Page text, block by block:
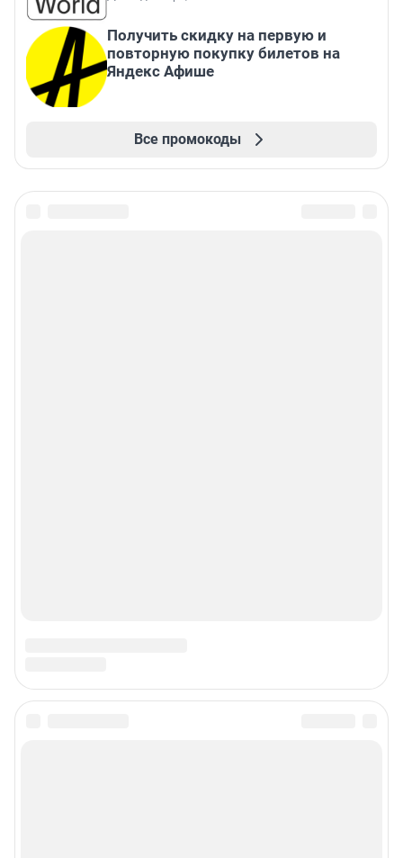
Получить скидку на первую и
повторную покупку билетов на
Яндекс Афише
Все промокоды